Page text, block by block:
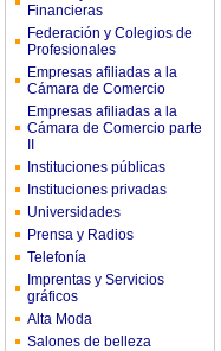
Financieras
Federación y Colegios de
Profesionales
Empresas afiliadas a la
Cámara de Comercio
Empresas afiliadas a la
Cámara de Comercio parte
Instituciones públicas
Instituciones privadas
Universidades
Prensa y Radios
Telefonía
Imprentas y Servicios
gráficos
Alta Moda
Salones de belleza